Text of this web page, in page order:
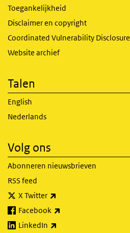
Toegankelijkheid
Disclaimer en copyright
Coordinated Vulnerability Disclosure
Website archief
Talen
English
Nederlands
Volg ons
Abonneren nieuwsbrieven
RSS feed
X Twitter
Facebook
LinkedIn